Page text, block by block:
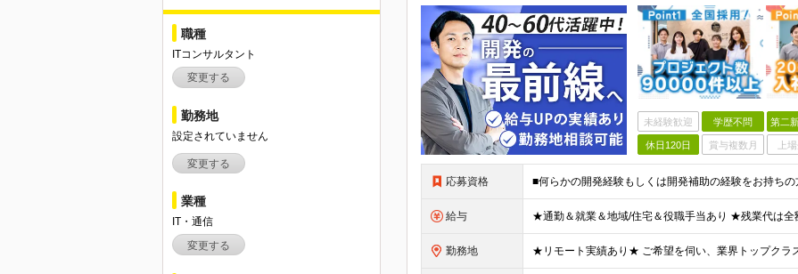
職種
ITコンサルタント
変更する
勤務地
設定されていません
変更する
業種
IT・通信
変更する
未経験歓迎 学歴不問 第二
休日120日 賞与複数月 上
応募資格
給与
勤務地